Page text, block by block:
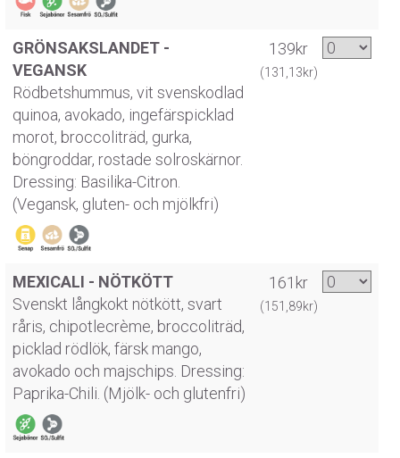
GRÖNSAKSLANDET -
VEGANSK
Rödbetshummus, vit svenskodlad
quinoa, avokado, ingefärspicklad
morot, broccoliträd, gurka,
böngroddar, rostade solroskärnor.
Dressing: Basilika-Citron.
(Vegansk, gluten- och mjölkfri)
139kr
(131,13kr)
MEXICALI - NÖTKÖTT
Svenskt långkokt nötkött, svart
råris, chipotlecrème, broccoliträd,
picklad rödlök, färsk mango,
avokado och majschips. Dressing:
Paprika-Chili. (Mjölk- och glutenfri)
161kr
(151,89kr)